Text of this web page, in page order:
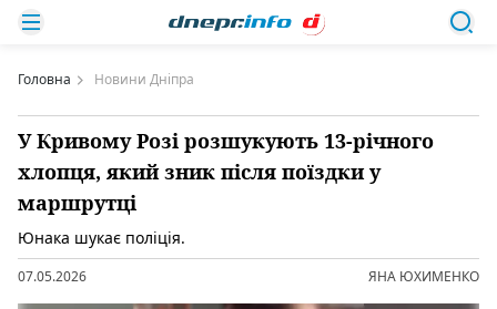
Головна Новини Дніпра
У Кривому Розі розшукують 13-річного
хлопця, який зник після поїздки у
маршрутці
Юнака шукає поліція.
07.05.2026 ЯНА ЮХИМЕНКО